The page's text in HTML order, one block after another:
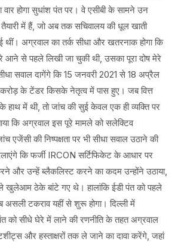
होगा सुधांश पंत पर। वे एसीबी के सामने उन
में हैं, जो अब तक सचिवालय की धूल खाती
थीं। अग्रवाल का तर्क सीधा और खतरनाक होगा कि
आने से पहले लिखी जा चुकी थी, उसका पूरा दोष मेरे
सवाल दागेंगे कि 15 जनवरी 2021 से 18 अप्रैल
के टेंडर किसके नेतृत्व में पास हुए। जब वित्त
हाथ में थी, तो जांच की सुई केवल एक ही व्यक्ति पर
कि अग्रवाल इस पूरे मामले को सलेक्टिव
एजेंसी की निष्पक्षता पर भी सीधा सवाल उठाने की
कि फर्जी IRCON सर्टिफिकेट के आधार पर
और उन्हें ब्लैकलिस्ट करने का कदम उन्होंने उठाया,
खुलेआम ठेके बांटे गए थे। हालांकि ईडी पंत को पहले
असली टकराव यहीं से शुरू होगा। दिल्ली में
को सीधे घेरे में लाने की रणनीति के तहत अग्रवाल
और हस्ताक्षरों तक ले जाने का दावा करेंगे, जहां